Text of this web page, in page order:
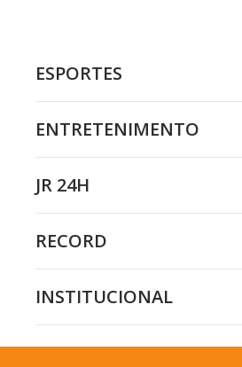
ESPORTES
ENTRETENIMENTO
JR 24H
RECORD
INSTITUCIONAL